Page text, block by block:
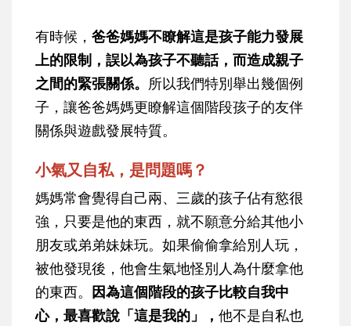
有時候， 爸爸媽媽不瞭解這是孩子能力發展
上的限制，誤以為孩子不聽話，而造成親子
之間的緊張關係。 所以我們特別舉出幾個例
子，讓爸爸媽媽更瞭解這個階段孩子的友伴
關係與遊戲發展特質。
小氣又自私，是問題嗎？
媽媽常會覺得自己兩、三歲的孩子佔有慾很
強，只要是他的東西，就不願意分給其他小
朋友或弟弟妹妹玩。如果偷偷拿給別人玩，
被他發現後，他會生氣地怪別人為什麼拿他
的東西。 因為這個階段的孩子比較自我中
心，最喜歡說「這是我的」， 他不是自私也